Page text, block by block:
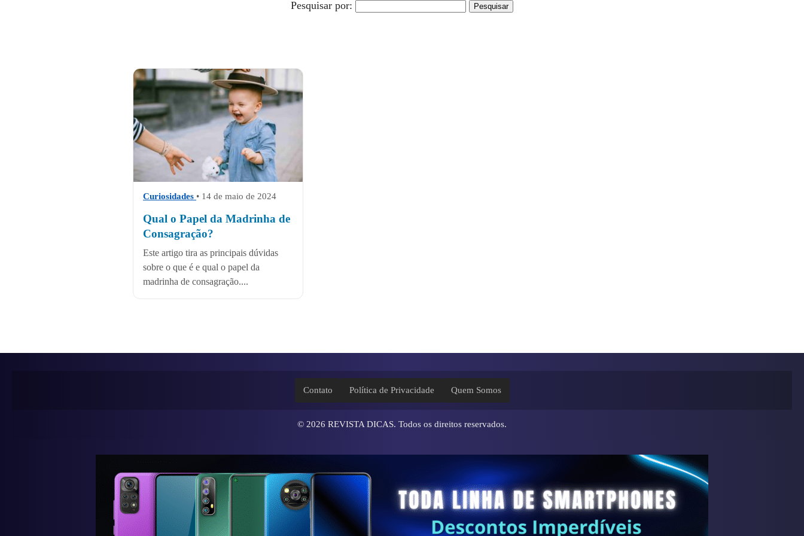
Pesquisar por:
Curiosidades • 14 de maio de 2024
Qual o Papel da Madrinha de
Consagração?
Este artigo tira as principais dúvidas
sobre o que é e qual o papel da
madrinha de consagração....
Contato Política de Privacidade Quem Somos
© 2026 REVISTA DICAS. Todos os direitos reservados.